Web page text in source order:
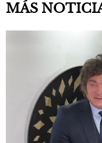
MÁS